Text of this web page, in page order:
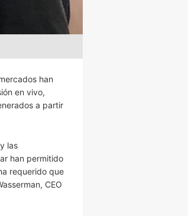
han
en vivo,
a partir
las
han permitido
requerido que
CEO